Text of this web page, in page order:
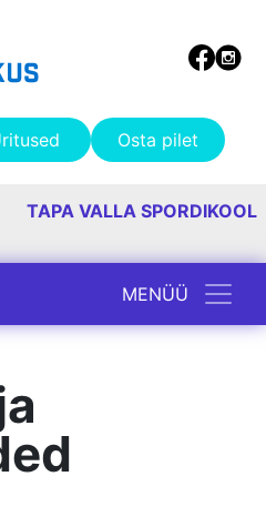
Osta pilet
TAPA VALLA SPORDIKOOL
MENÜÜ